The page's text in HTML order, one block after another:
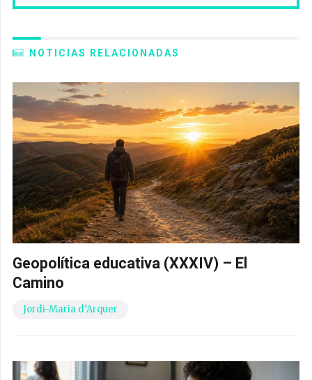
NOTICIAS RELACIONADAS
Geopolítica educativa (XXXIV) – El
Camino
Jordi-Maria d’Arquer